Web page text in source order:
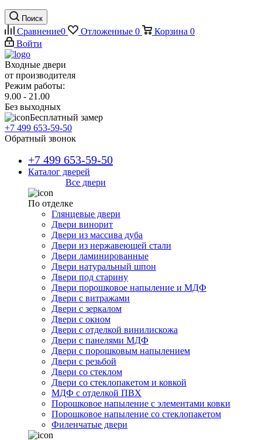
Поиск
Сравнение0 Отложенные 0 Корзина 0
Войти
Входные двери
от производителя
Режим работы:
9.00 - 21.00
Без выходных
Бесплатный замер
+7 499 653-59-50
Обратный звонок
+7 499 653-59-50
Каталог дверей
Все двери
По отделке
Глянцевые двери
Двери винорит
Двери из массива дуба
Двери из нержавеющей стали
Двери ламинированные
Двери натуральный шпон
Двери под старину
Двери порошковое напыление и МДФ
Двери с витражами
Двери с зеркалом
Двери с окном
Двери с отделкой винилискожа
Двери с панелями МДФ
Двери с порошковым напылением
Двери с резьбой
Двери со стеклом
Двери со стеклопакетом и ковкой
МДФ с отделкой ПВХ
Порошковое напыление с элементами ковки
Порошковое напыление со стеклопакетом
Филенчатые двери